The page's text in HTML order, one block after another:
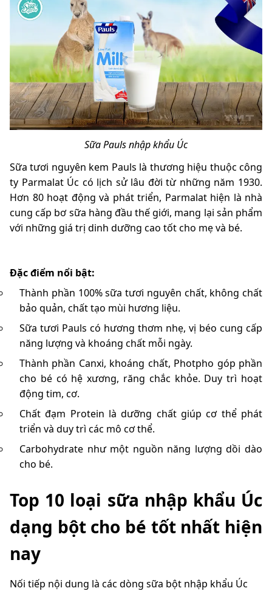
Sữa Pauls nhập khẩu Úc
Sữa tươi nguyên kem Pauls là thương hiệu thuộc công
ty Parmalat Úc có lịch sử lâu đời từ những năm 1930.
Hơn 80 hoạt động và phát triển, Parmalat hiện là nhà
cung cấp bơ sữa hàng đầu thế giới, mang lại sản phẩm
với những giá trị dinh dưỡng cao tốt cho mẹ và bé.
Đặc điểm nổi bật:
Thành phần 100% sữa tươi nguyên chất, không chất
bảo quản, chất tạo mùi hương liệu.
Sữa tươi Pauls có hương thơm nhẹ, vị béo cung cấp
năng lượng và khoáng chất mỗi ngày.
Thành phần Canxi, khoáng chất, Photpho góp phần
cho bé có hệ xương, răng chắc khỏe. Duy trì hoạt
động tim, cơ.
Chất đạm Protein là dưỡng chất giúp cơ thể phát
triển và duy trì các mô cơ thể.
Carbohydrate như một nguồn năng lượng dồi dào
cho bé.
Top 10 loại sữa nhập khẩu Úc
dạng bột cho bé tốt nhất hiện
nay
Nối tiếp nội dung là các dòng sữa bột nhập khẩu Úc